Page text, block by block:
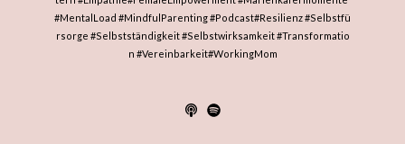
#MentalLoad #MindfulParenting#Podcast#Resilienz#Selbstfü
rsorge #Selbstständigkeit#Selbstwirksamkeit#Transformatio
n #Vereinbarkeit#WorkingMom